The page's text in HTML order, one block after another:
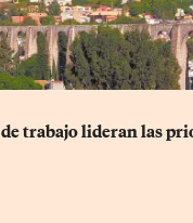
trabajo lideran las